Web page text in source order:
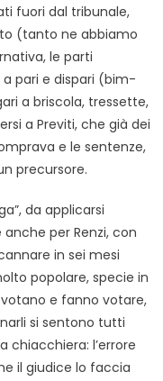
fuori dal tribunale,
(tanto ne abbiamo
le parti
pari e dispari (bim-
a briscola, tressette,
a Previti, che già dei
e le sentenze,
precursore.
da applicarsi
per Renzi, con
in sei mesi
popolare, specie in
e fanno votare,
si sentono tutti
chiacchiera: l’errore
il giudice lo faccia